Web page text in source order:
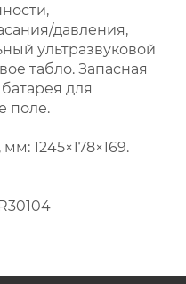
давления,
ультразвуковой
табло. Запасная
для
поле.
1245×178×169.